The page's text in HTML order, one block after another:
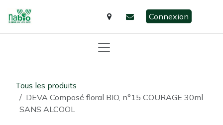
Connexion
Tous les produits
DEVA Composé floral BIO, n°15 COURAGE 30ml
SANS ALCOOL